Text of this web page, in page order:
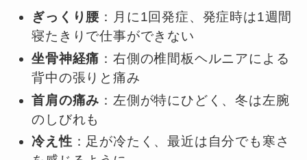
ぎっくり腰 ：月に1回発症、発症時は1週間
寝たきりで仕事ができない
坐骨神経痛 ：右側の椎間板ヘルニアによる
背中の張りと痛み
首肩の痛み ：左側が特にひどく、冬は左腕
のしびれも
冷え性 ：足が冷たく、最近は自分でも寒さ